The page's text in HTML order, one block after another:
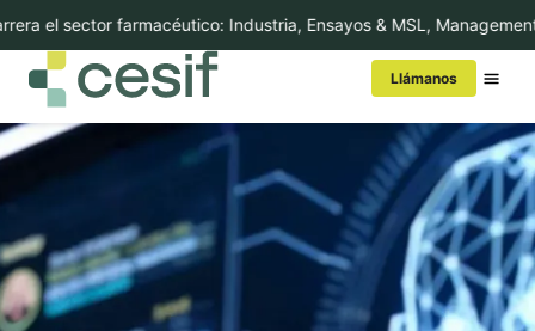
sector farmacéutico: Industria, Ensayos & MSL, Management,
Llámanos
Conoce Cesif
MBA/Másters
Cursos